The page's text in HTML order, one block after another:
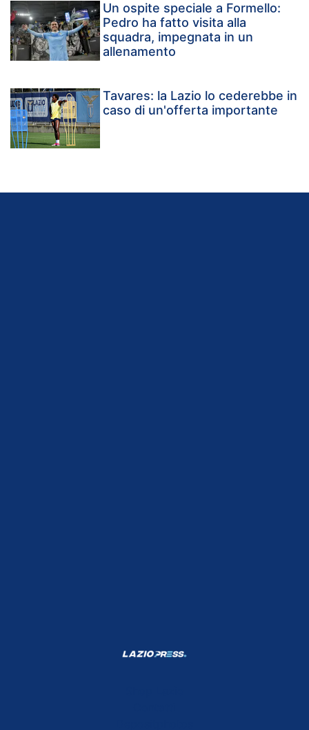
Un ospite speciale a Formello:
Pedro ha fatto visita alla
squadra, impegnata in un
allenamento
Tavares: la Lazio lo cederebbe in
caso di un'offerta importante